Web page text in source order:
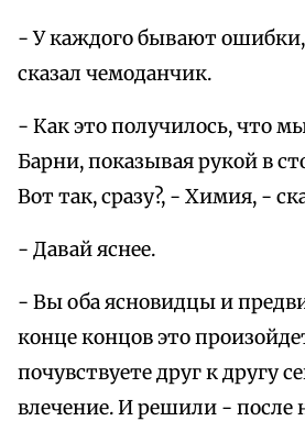
- У каждого бывают
сказал чемоданчик.
- Как это получилось, что
Барни, показывая рукой в
Вот так, сразу?, - Химия, -
- Давай яснее.
- Вы оба ясновидцы и
конце концов это
почувствуете друг к другу
влечение. И решили - после